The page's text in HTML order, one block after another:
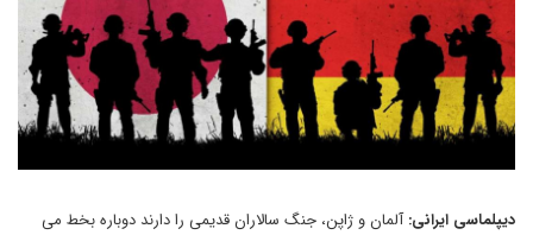
دیپلماسی ایرانی:آلمان و ژاپن، جنگ سالاران قدیمی را دارند دوباره بخط می